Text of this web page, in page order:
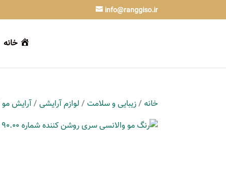
info@ranggiso.ir
خانه
خانه /زیبایی و سلامت / لوازم آرایشی /آرایش مو